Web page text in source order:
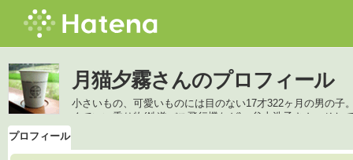
月猫夕霧さんのプロフィール
小さいもの、可愛いものには目のない17才322ヶ月の男の
くていい乗り物(鉄道バス飛行機など)、谷山浩子さん、そ
プロフィール